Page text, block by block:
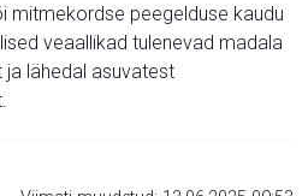
mitmekordse peegelduse kaudu
veaallikad tulenevad madala
lähedal asuvatest